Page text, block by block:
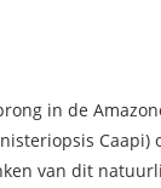
in de
van dit